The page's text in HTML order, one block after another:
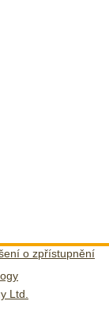
o zpřístupnění
Ltd.